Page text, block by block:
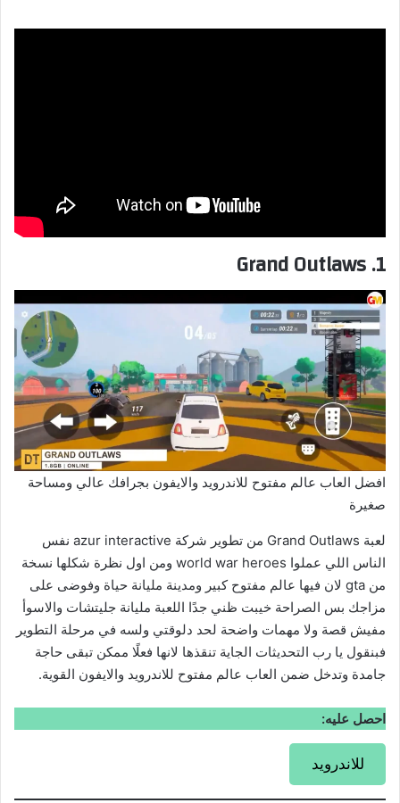
1. Grand Outlaws
افضل العاب عالم مفتوح للاندرويد والايفون بجرافك عالي ومساحة
صغيرة
لعبة Grand Outlaws من تطوير شركة azur interactive نفس
الناس اللي عملوا world war heroes ومن اول نظرة شكلها نسخة
من gta لان فيها عالم مفتوح كبير ومدينة مليانة حياة وفوضى على
مزاجك بس الصراحة خيبت ظني جدًا اللعبة مليانة جليتشات والاسوأ
مفيش قصة ولا مهمات واضحة لحد دلوقتي ولسه في مرحلة التطوير
فبنقول يا رب التحديثات الجاية تنقذها لانها فعلًا ممكن تبقى حاجة
جامدة وتدخل ضمن العاب عالم مفتوح للاندرويد والايفون القوية.
احصل عليه:
للاندرويد